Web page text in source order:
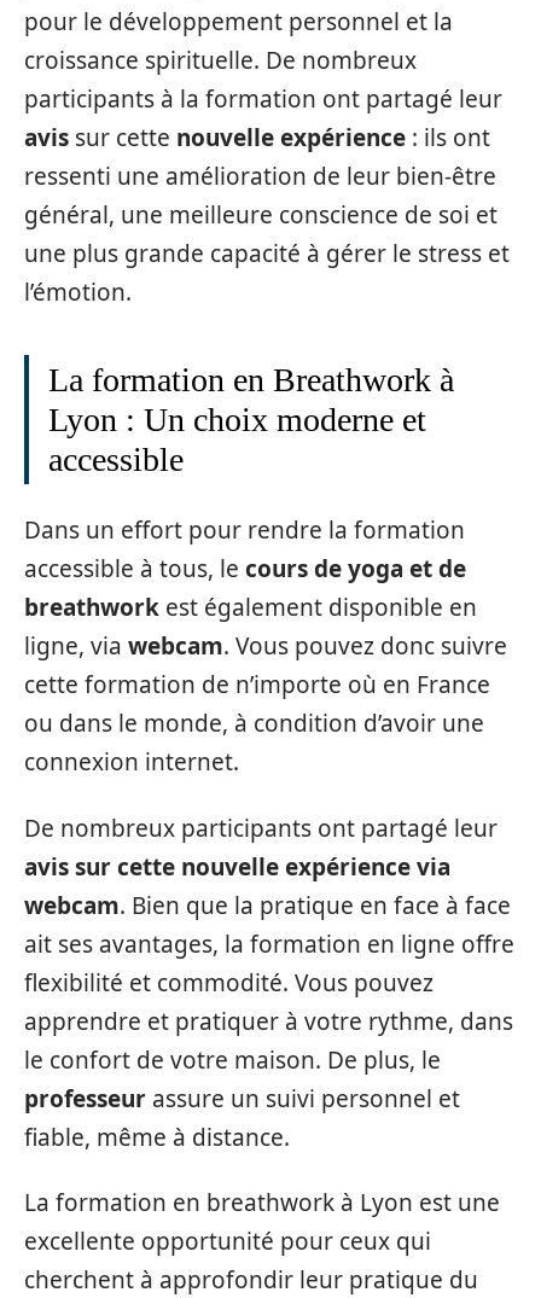
pour le développement personnel et la
croissance spirituelle. De nombreux
participants à la formation ont partagé leur
avis sur cette nouvelle expérience : ils ont
ressenti une amélioration de leur bien-être
général, une meilleure conscience de soi et
une plus grande capacité à gérer le stress et
l’émotion.
La formation en Breathwork à
Lyon : Un choix moderne et
accessible
Dans un effort pour rendre la formation
accessible à tous, le cours de yoga et de
breathwork est également disponible en
ligne, via webcam. Vous pouvez donc suivre
cette formation de n’importe où en France
ou dans le monde, à condition d’avoir une
connexion internet.
De nombreux participants ont partagé leur
avis sur cette nouvelle expérience via
webcam. Bien que la pratique en face à face
ait ses avantages, la formation en ligne offre
flexibilité et commodité. Vous pouvez
apprendre et pratiquer à votre rythme, dans
le confort de votre maison. De plus, le
professeur assure un suivi personnel et
fiable, même à distance.
La formation en breathwork à Lyon est une
excellente opportunité pour ceux qui
cherchent à approfondir leur pratique du